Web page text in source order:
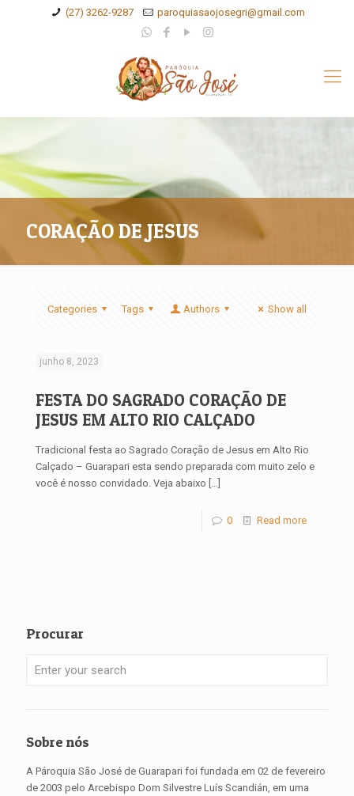
(27) 3262-9287 paroquiasaojosegri@gmail.com
CORAÇÃO DE JESUS
Categories Tags Authors Show all
junho 8, 2023
FESTA DO SAGRADO CORAÇÃO DE
JESUS EM ALTO RIO CALÇADO
Tradicional festa ao Sagrado Coração de Jesus em Alto Rio
Calçado – Guarapari esta sendo preparada com muito zelo e
você é nosso convidado. Veja abaixo […]
0 Read more
Procurar
Sobre nós
A Pároquia São José de Guarapari foi fundada em 02 de fevereiro
de 2003 pelo Arcebispo Dom Silvestre Luís Scandián, em uma